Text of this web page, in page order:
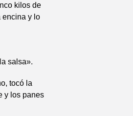
kilos de
encina y lo
salsa».
tocó la
y los panes